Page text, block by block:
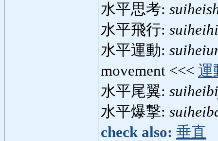
水平思考:
水平飛行:
水平運動:
movement <<< 運
水平尾翼:
水平爆撃:
check also: 垂直